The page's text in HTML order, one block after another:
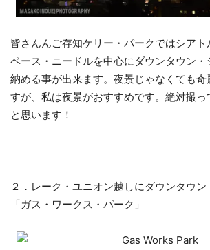
皆さんんご存知ケリー・パークではシアト
ペース・ニードルを中心にダウンタウン
納める事が出来ます。夜景じゃなくても奇
すが、私は夜景がおすすめです。絶対撮
と思います！
２．レーク・ユニオン越しにダウンタウ
「ガス・ワークス・パーク」